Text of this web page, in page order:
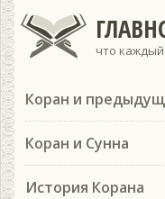
что
Коран и
Коран и Сунна
История Корана